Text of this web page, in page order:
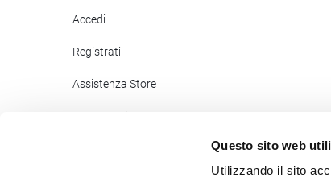
Questo sito web
Utilizzando il sito
Accedi
Registrati
Assistenza Store
Pagamenti